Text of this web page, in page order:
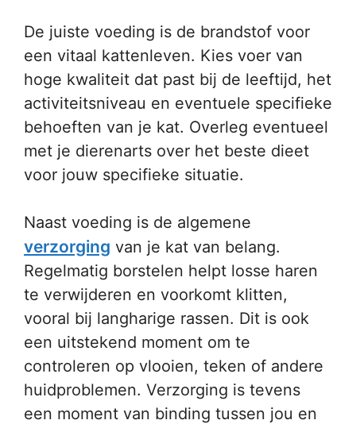
De juiste voeding is de brandstof voor
een vitaal kattenleven. Kies voer van
hoge kwaliteit dat past bij de leeftijd, het
activiteitsniveau en eventuele specifieke
behoeften van je kat. Overleg eventueel
met je dierenarts over het beste dieet
voor jouw specifieke situatie.
Naast voeding is de algemene
verzorging van je kat van belang.
Regelmatig borstelen helpt losse haren
te verwijderen en voorkomt klitten,
vooral bij langharige rassen. Dit is ook
een uitstekend moment om te
controleren op vlooien, teken of andere
huidproblemen. Verzorging is tevens
een moment van binding tussen jou en